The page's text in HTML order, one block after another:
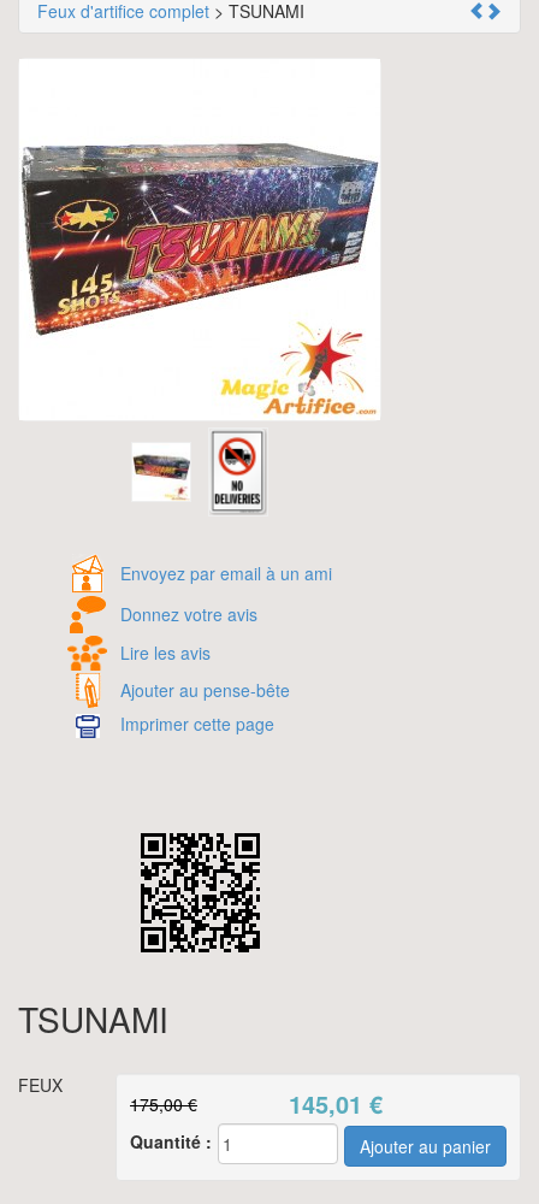
Feux d'artifice complet > TSUNAMI
Envoyez par email à un ami
Donnez votre avis
Lire les avis
Ajouter au pense-bête
Imprimer cette page
TSUNAMI
175,00 € 145,01 €
Quantité :
FEUX